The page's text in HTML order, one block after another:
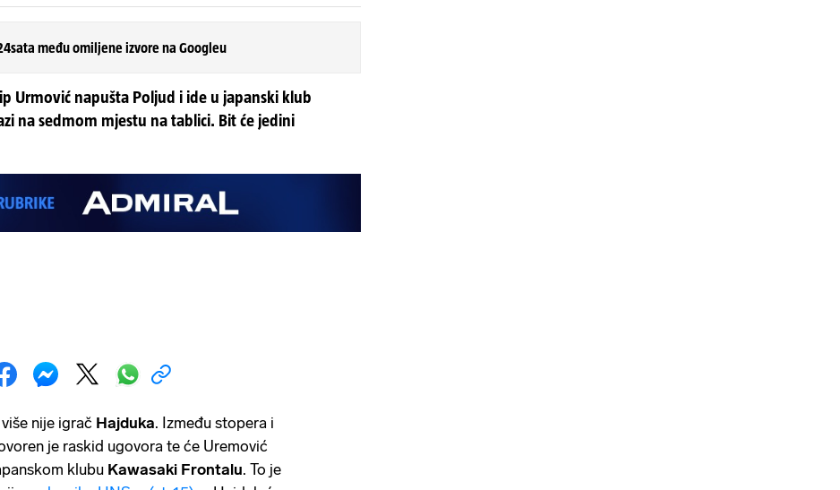
među omiljene izvore na Googleu
Urmović napušta Poljud i ide u japanski klub
na sedmom mjestu na tablici. Bit će jedini
nije igrač Hajduka. Između stopera i
je raskid ugovora te će Uremović
klubu Kawasaki Frontalu. To je